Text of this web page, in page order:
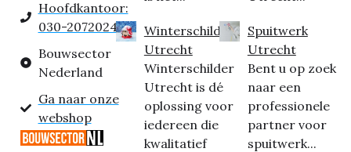
Hoofdkantoor:
030-2072024
Bouwsector
Nederland
Ga naar onze
webshop
Winterschilder
Utrecht
Winterschilder
Utrecht is dé
oplossing voor
iedereen die
kwalitatief
Spuitwerk
Utrecht
Bent u op zoek
naar een
professionele
partner voor
spuitwerk...